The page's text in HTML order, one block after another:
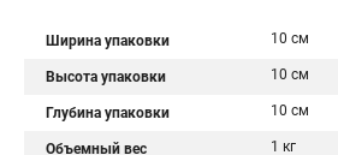
Ширина упаковки 10 см
Высота упаковки 10 см
Глубина упаковки 10 см
Объемный вес 1 кг